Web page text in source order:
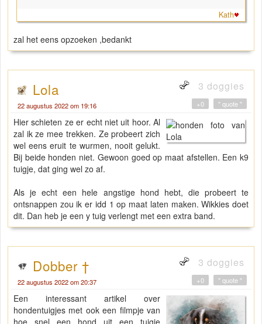
Kath
zal het eens opzoeken ,bedankt
Lola 3 doggies
22 augustus 2022 om 19:16 " quote "
+0
Hier schieten ze er echt niet uit hoor. Al
zal ik ze mee trekken. Ze probeert zich
wel eens eruit te wurmen, nooit gelukt.
Bij beide honden niet. Gewoon goed op maat afstellen. Een k9
tuigje, dat ging wel zo af.
Als je echt een hele angstige hond hebt, die probeert te
ontsnappen zou ik er idd 1 op maat laten maken. Wikkies doet
dit. Dan heb je een y tuig verlengt met een extra band.
Dobber † 3 doggies
22 augustus 2022 om 20:37 " quote "
+0
Een interessant artikel over
hondentuigjes met ook een filmpje van
hoe snel een hond uit een tuigje